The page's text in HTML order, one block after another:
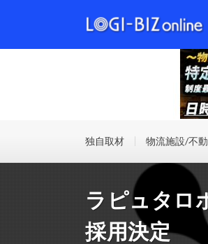
独自取材 物流施設/不
ラピュタロ
採用決定